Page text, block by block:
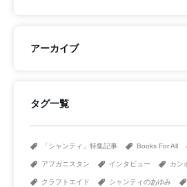
アーカイブ
タグ一覧
「シャンティ」特集記事 Books For All
アフガニスタン インタビュー カン
クラフトエイド シャンティのあゆみ